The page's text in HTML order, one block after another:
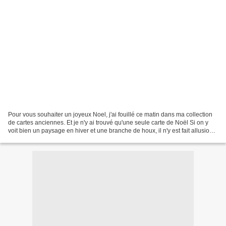
Pour vous souhaiter un joyeux Noel, j'ai fouillé ce matin dans ma collection
de cartes anciennes. Et je n'y ai trouvé qu'une seule carte de Noël Si on y
voit bien un paysage en hiver et une branche de houx, il n'y est fait allusion